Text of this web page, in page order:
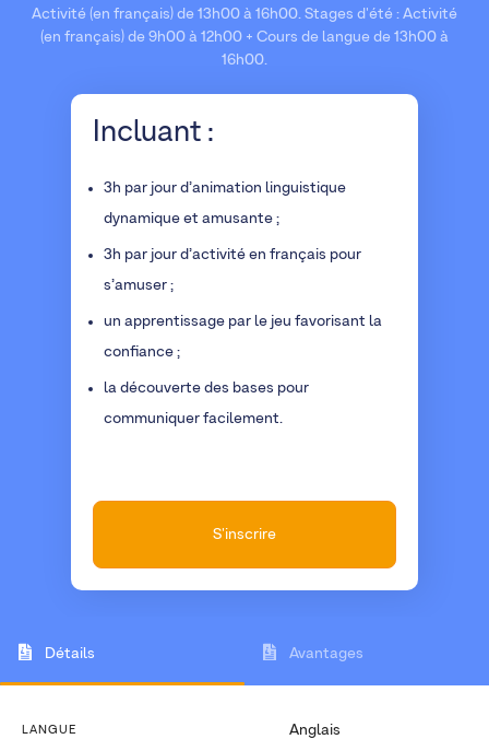
Activité (en français) de 13h00 à 16h00. Stages d'été : Activité
(en français) de 9h00 à 12h00 + Cours de langue de 13h00 à
16h00.
Incluant :
3h par jour d’animation linguistique
dynamique et amusante ;
3h par jour d’activité en français pour
s’amuser ;
un apprentissage par le jeu favorisant la
confiance ;
la découverte des bases pour
communiquer facilement.
S'inscrire
Détails Avantages
LANGUE Anglais